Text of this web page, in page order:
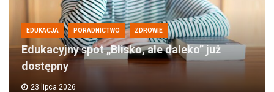
EDUKACJA PORADNICTWO ZDROWIE
Edukacyjny spot „Blisko, ale daleko” już
dostępny
23 lipca 2026